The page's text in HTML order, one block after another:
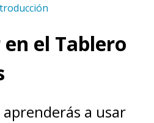
el Tablero
a usar